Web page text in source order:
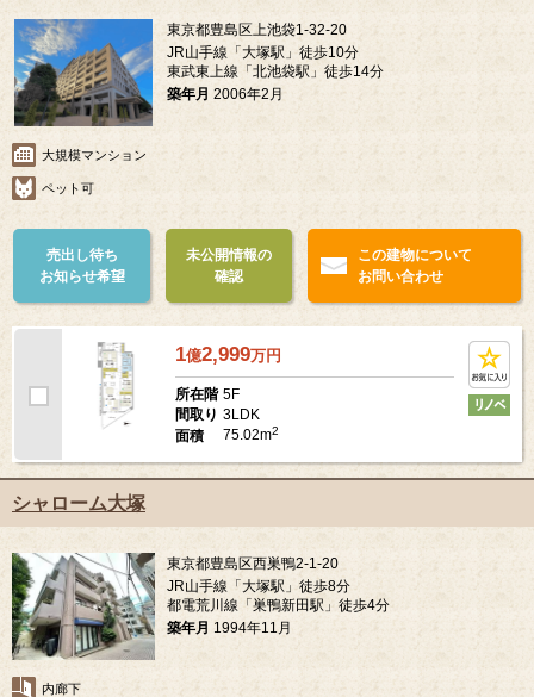
東京都豊島区上池袋1-32-20
JR山手線「大塚駅」徒歩10分
東武東上線「北池袋駅」徒歩14分
築年月 2006年2月
大規模マンション
ペット可
売出し待ち
お知らせ希望
未公開情報の
確認
この建物について
お問い合わせ
1億2,999万円
所在階 5F
間取り 3LDK
面積
75.02m2
シャローム大塚
東京都豊島区西巣鴨2-1-20
JR山手線「大塚駅」徒歩8分
都電荒川線「巣鴨新田駅」徒歩4分
築年月 1994年11月
内廊下